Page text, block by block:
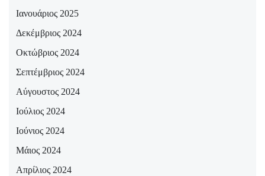
Ιανουάριος 2025
Δεκέμβριος 2024
Οκτώβριος 2024
Σεπτέμβριος 2024
Αύγουστος 2024
Ιούλιος 2024
Ιούνιος 2024
Μάιος 2024
Απρίλιος 2024